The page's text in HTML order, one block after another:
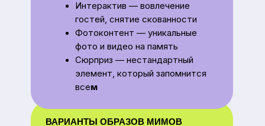
для свадьбы, 14 февраля или 8
марта
Яркие «стиляги» — для весёлых
вечеринок и корпоратива
Фоновые персонажи —
деликатные образы для
серьёзных мероприятий
ДОПОЛНИТЕЛЬНЫЕ
ВОЗМОЖНОСТИ